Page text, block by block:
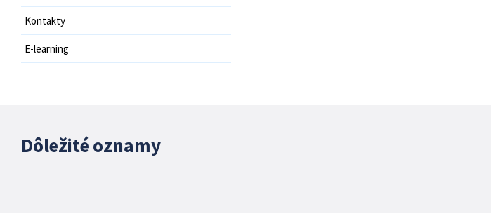
Kontakty
E-learning
Dôležité oznamy